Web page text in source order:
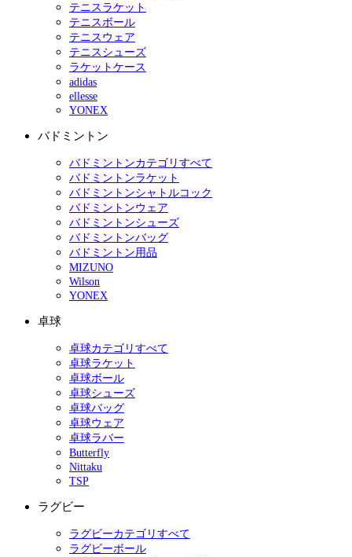
テニスラケット
テニスボール
テニスウェア
テニスシューズ
ラケットケース
adidas
ellesse
YONEX
バドミントン
バドミントンカテゴリすべて
バドミントンラケット
バドミントンシャトルコック
バドミントンウェア
バドミントンシューズ
バドミントンバッグ
バドミントン用品
MIZUNO
Wilson
YONEX
卓球
卓球カテゴリすべて
卓球ラケット
卓球ボール
卓球シューズ
卓球バッグ
卓球ウェア
卓球ラバー
Butterfly
Nittaku
TSP
ラグビー
ラグビーカテゴリすべて
ラグビーボール